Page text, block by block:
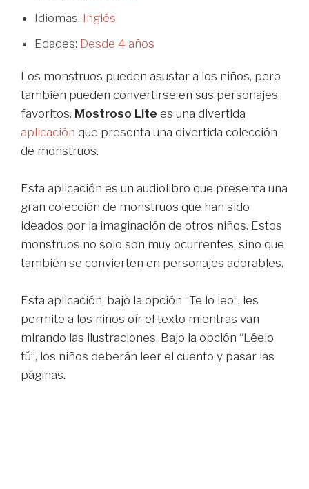
Idiomas: Inglés
Edades: Desde 4 años
Los monstruos pueden asustar a los niños, pero
también pueden convertirse en sus personajes
favoritos. Mostroso Lite es una divertida
aplicación que presenta una divertida colección
de monstruos.
Esta aplicación es un audiolibro que presenta una
gran colección de monstruos que han sido
ideados por la imaginación de otros niños. Estos
monstruos no solo son muy ocurrentes, sino que
también se convierten en personajes adorables.
Esta aplicación, bajo la opción “Te lo leo”, les
permite a los niños oír el texto mientras van
mirando las ilustraciones. Bajo la opción “Léelo
tú”, los niños deberán leer el cuento y pasar las
páginas.